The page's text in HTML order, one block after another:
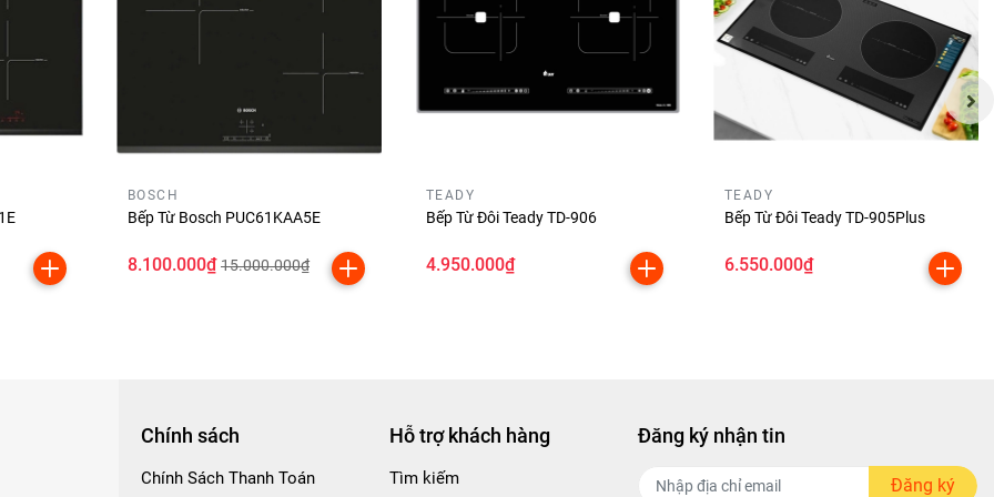
Bền Vượt Trội
bỉ theo thời gian.
BOSCH
Bếp Từ Bosch PUC61KAA5E
8.100.000₫ 15.000.000₫
TEADY
Bếp Từ Đôi Teady TD-906
4.950.000₫
TEADY
Bếp Từ Đôi Teady TD-905Plus
6.550.000₫
Chính sách
Chính Sách Thanh Toán
Hỗ trợ khách hàng
Tìm kiếm
Đăng ký nhận tin
Đăng ký